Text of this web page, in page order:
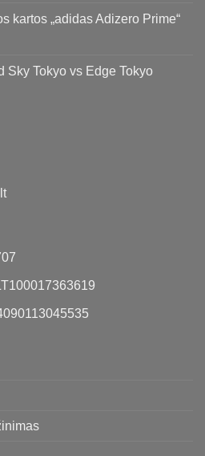
kartos „adidas Adizero Prime“
Sky Tokyo vs Edge Tokyo